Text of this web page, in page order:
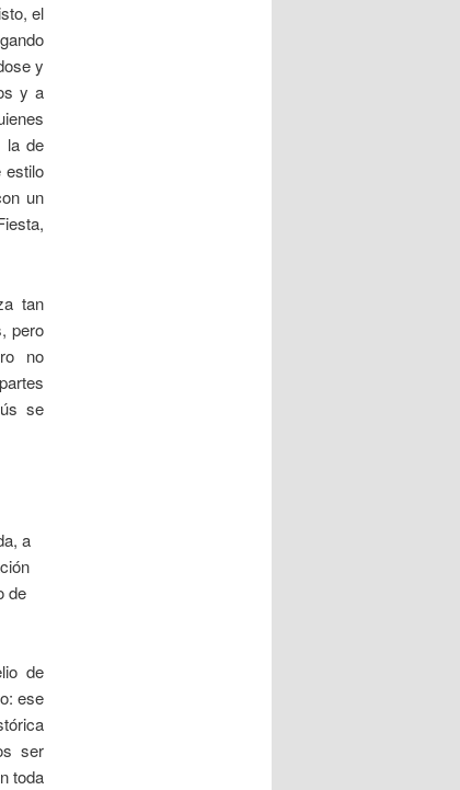
el
y
y a
la de
estilo
un
tan
pero
no
se
a
de
de
ese
ser
toda